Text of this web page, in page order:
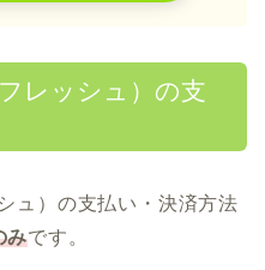
レッシュ）の支
ュ）の支払い・決済方法
みです。